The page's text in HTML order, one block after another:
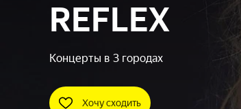
REFLEX
Концерты в 3 городах
Хочу сходить